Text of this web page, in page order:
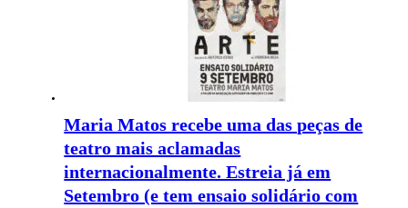
Maria Matos recebe uma das peças de
teatro mais aclamadas
internacionalmente. Estreia já em
Setembro (e tem ensaio solidário com